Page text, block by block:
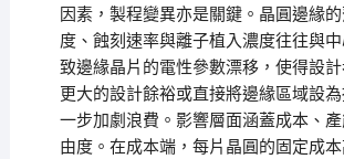
因素，製程變異亦是關鍵。晶圓邊緣
度、蝕刻速率與離子植入濃度往往與
致邊緣晶片的電性參數漂移，使得設
更大的設計餘裕或直接將邊緣區域設
一步加劇浪費。影響層面涵蓋成本、
由度。在成本端，每片晶圓的固定成